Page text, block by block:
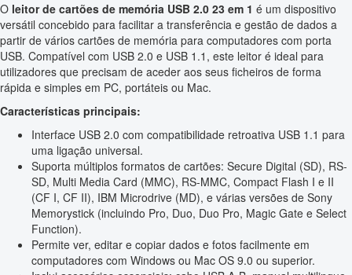
O leitor de cartões de memória USB 2.0 23 em 1 é um dispositivo
versátil concebido para facilitar a transferência e gestão de dados a
partir de vários cartões de memória para computadores com porta
USB. Compatível com USB 2.0 e USB 1.1, este leitor é ideal para
utilizadores que precisam de aceder aos seus ficheiros de forma
rápida e simples em PC, portáteis ou Mac.
Características principais:
Interface USB 2.0 com compatibilidade retroativa USB 1.1 para
uma ligação universal.
Suporta múltiplos formatos de cartões: Secure Digital (SD), RS-
SD, Multi Media Card (MMC), RS-MMC, Compact Flash I e II
(CF I, CF II), IBM Microdrive (MD), e várias versões de Sony
Memorystick (incluindo Pro, Duo, Duo Pro, Magic Gate e Select
Function).
Permite ver, editar e copiar dados e fotos facilmente em
computadores com Windows ou Mac OS 9.0 ou superior.